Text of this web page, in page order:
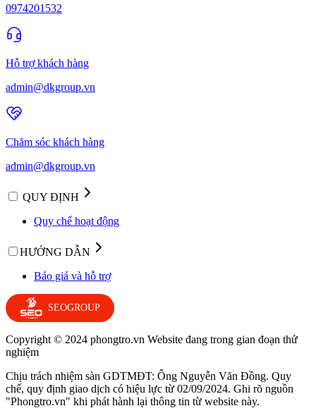
0974201532
Hỗ trợ khách hàng
admin@dkgroup.vn
Chăm sóc khách hàng
admin@dkgroup.vn
QUY ĐỊNH
Quy chế hoạt động
HƯỚNG DẪN
Báo giá và hỗ trợ
SEOGROUP
Copyright © 2024 phongtro.vn Website đang trong gian đoạn thử
nghiệm
Chịu trách nhiệm sàn GDTMĐT: Ông Nguyễn Văn Đồng. Quy
chế, quy định giao dịch có hiệu lực từ 02/09/2024. Ghi rõ nguồn
"Phongtro.vn" khi phát hành lại thông tin từ website này.